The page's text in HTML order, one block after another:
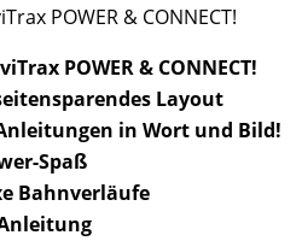
POWER & CONNECT!
POWER & CONNECT!
Layout
in Wort und Bild!
Spaß
Bahnverläufe